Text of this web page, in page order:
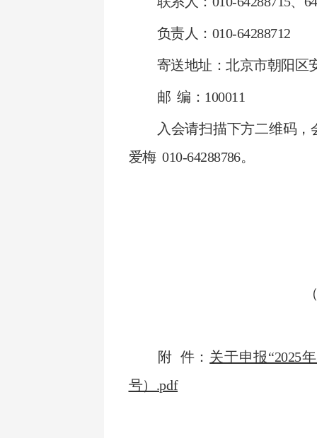
负责人：010-64288712
寄送地址：北京市朝阳区
邮 编：100011
入会请扫描下方二维码
爱梅 010-64288786。
附 件： 关于申报“2025
号）.pdf